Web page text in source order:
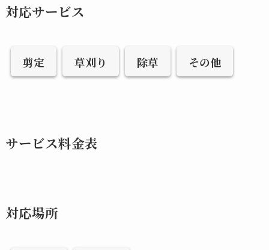
対応サービス
剪定 草刈り 除草 その他
サービス料金表
対応場所